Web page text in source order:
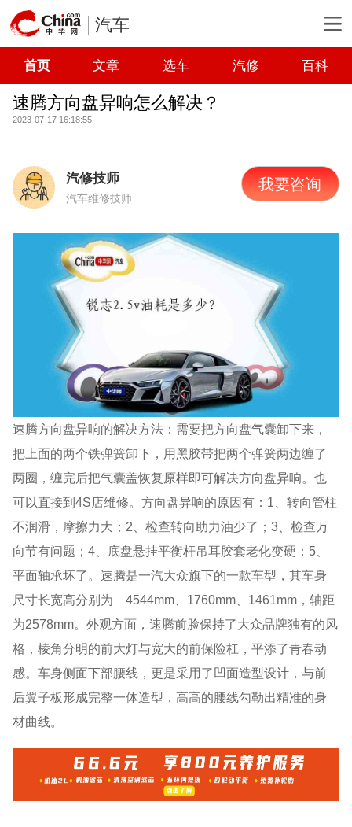
汽车
首页 文章 选车 汽修 百科
速腾方向盘异响怎么解决？
2023-07-17 16:18:55
汽修技师
汽车维修技师
我要咨询
速腾方向盘异响的解决方法：需要把方向盘气囊卸下来，
把上面的两个铁弹簧卸下，用黑胶带把两个弹簧两边缠了
两圈，缠完后把气囊盖恢复原样即可解决方向盘异响。也
可以直接到4S店维修。方向盘异响的原因有：1、转向管柱
不润滑，摩擦力大；2、检查转向助力油少了；3、检查万
向节有问题；4、底盘悬挂平衡杆吊耳胶套老化变硬；5、
平面轴承坏了。速腾是一汽大众旗下的一款车型，其车身
尺寸长宽高分别为 4544mm、1760mm、1461mm，轴距
为2578mm。外观方面，速腾前脸保持了大众品牌独有的风
格，棱角分明的前大灯与宽大的前保险杠，平添了青春动
感。车身侧面下部腰线，更是采用了凹面造型设计，与前
后翼子板形成完整一体造型，高高的腰线勾勒出精准的身
材曲线。